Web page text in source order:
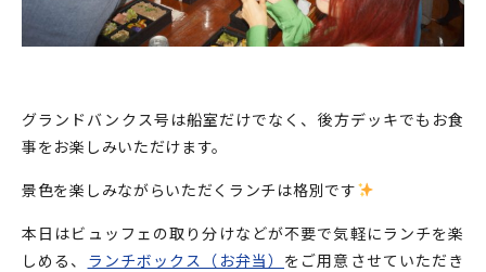
グランドバンクス号は船室だけでなく、後方デッキでもお食
事をお楽しみいただけます。
景色を楽しみながらいただくランチは格別です
本日はビュッフェの取り分けなどが不要で気軽にランチを楽
しめる、 ランチボックス（お弁当） をご用意させていただき